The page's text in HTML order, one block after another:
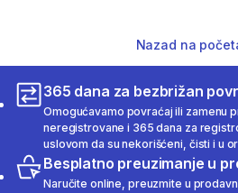
Nazad na
365 dana za bezbrižan
Omogućavamo povraćaj ili zamenu
neregistrovane i 365 dana za
uslovom da su nekorišćeni, čisti i u
Besplatno preuzimanje u
Naručite online, preuzmite u